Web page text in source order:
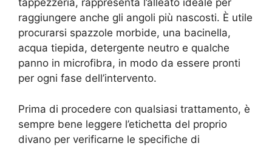
tappezzeria, rappresenta l’alleato ideale per
raggiungere anche gli angoli più nascosti. È utile
procurarsi spazzole morbide, una bacinella,
acqua tiepida, detergente neutro e qualche
panno in microfibra, in modo da essere pronti
per ogni fase dell’intervento.
Prima di procedere con qualsiasi trattamento, è
sempre bene leggere l’etichetta del proprio
divano per verificarne le specifiche di